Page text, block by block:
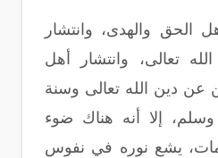
الحق والهدى، وانتشار
تعالى، وانتشار أهل
عن دين الله تعالى وسنة
إلا أنه هناك ضوء
يشع نوره في نفوس